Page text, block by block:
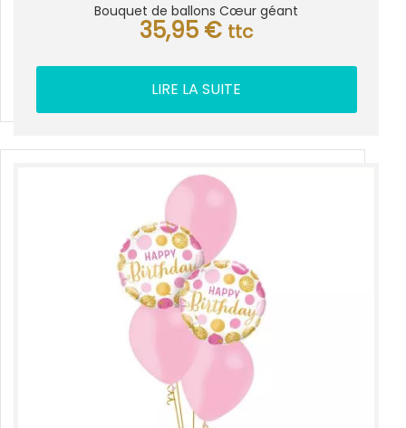
Bouquet de ballons Cœur géant
35,95 € ttc
LIRE LA SUITE